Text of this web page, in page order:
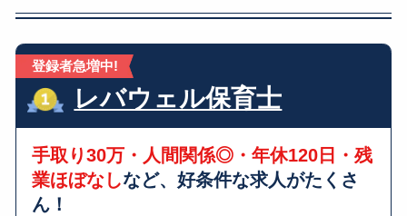
登録者急増中!
レバウェル保育士
手取り30万・人間関係◎・年休120日・残
業ほぼなしなど、好条件な求人がたくさ
ん！